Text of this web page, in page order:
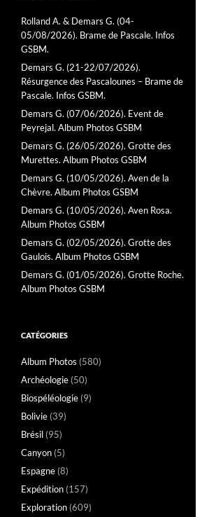
Rolland A. & Demars G. (04-
05/08/2026). Brame de Pascale. Infos
GSBM.
Demars G. (21-22/07/2026).
Résurgence des Pascalounes – Brame de
Pascale. Infos GSBM.
Demars G. (07/06/2026). Event de
Peyrejal. Album Photos GSBM
Demars G. (26/05/2026). Grotte des
Murettes. Album Photos GSBM
Demars G. (10/05/2026). Aven de la
Chèvre. Album Photos GSBM
Demars G. (10/05/2026). Aven Rosa.
Album Photos GSBM
Demars G. (02/05/2026). Grotte des
Gaulois. Album Photos GSBM
Demars G. (01/05/2026). Grotte Roche.
Album Photos GSBM
CATÉGORIES
Album Photos (580)
Archéologie (50)
Biospéléologie (9)
Bolivie (39)
Brésil (95)
Canyon (5)
Espagne (8)
Expédition (157)
Exploration (609)